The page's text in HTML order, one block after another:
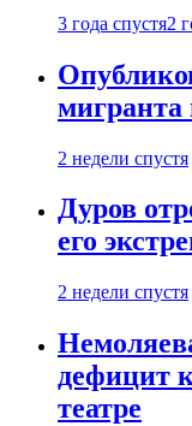
3 года спустя2
мигранта
2 недели спустя
Дуров
его
2 недели спустя
дефицит
театре